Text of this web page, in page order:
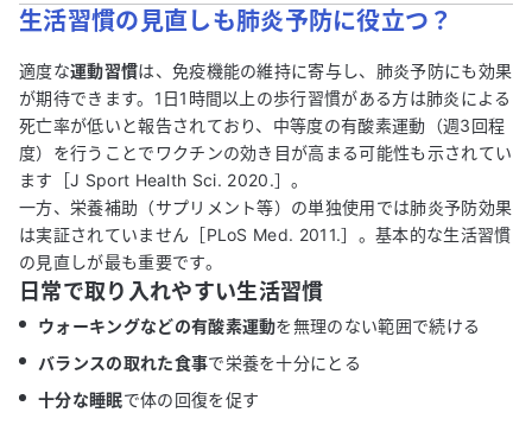
生活習慣の見直しも肺炎予防に役立つ？
適度な運動習慣は、免疫機能の維持に寄与し、肺炎予防にも効果
が期待できます。1日1時間以上の歩行習慣がある方は肺炎による
死亡率が低いと報告されており、中等度の有酸素運動（週3回程
度）を行うことでワクチンの効き目が高まる可能性も示されてい
ます［J Sport Health Sci. 2020.］。
一方、栄養補助（サプリメント等）の単独使用では肺炎予防効果
は実証されていません［PLoS Med. 2011.］。基本的な生活習慣
の見直しが最も重要です。
日常で取り入れやすい生活習慣
ウォーキングなどの有酸素運動を無理のない範囲で続ける
バランスの取れた食事で栄養を十分にとる
十分な睡眠で体の回復を促す